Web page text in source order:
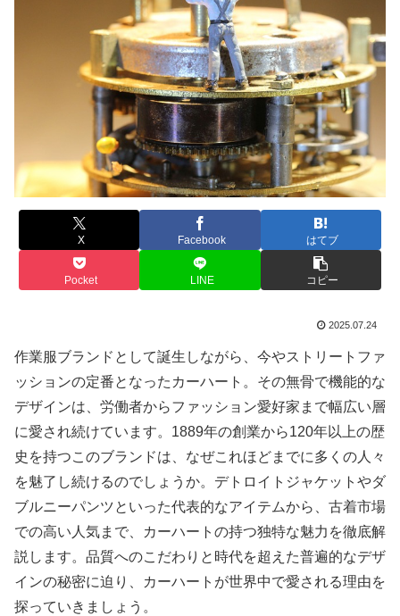
X Facebook はてブ
Pocket LINE コピー
2025.07.24
作業服ブランドとして誕生しながら、今やストリートファ
ッションの定番となったカーハート。その無骨で機能的な
デザインは、労働者からファッション愛好家まで幅広い層
に愛され続けています。1889年の創業から120年以上の歴
史を持つこのブランドは、なぜこれほどまでに多くの人々
を魅了し続けるのでしょうか。デトロイトジャケットやダ
ブルニーパンツといった代表的なアイテムから、古着市場
での高い人気まで、カーハートの持つ独特な魅力を徹底解
説します。品質へのこだわりと時代を超えた普遍的なデザ
インの秘密に迫り、カーハートが世界中で愛される理由を
探っていきましょう。